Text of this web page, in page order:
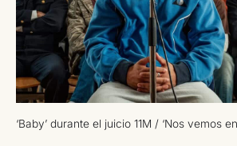
‘Baby’ durante el juicio 11M / ‘Nos vemos